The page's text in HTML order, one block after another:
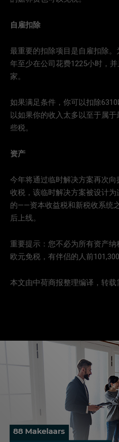
自雇扣除
最重要的扣除项目是自雇扣除
年至少在公司花费1225小时，
家。
如果满足条件，你可以扣除
以如果你的收入太多以至于属
些税。
资产
今年将通过临时解决方案再次
收税，该临时解决方案被设计
的——资本收益税和新税收系统
后上线。
重要提示：您不必为所有资产
欧元免税，有伴侣的人前101,300
本文由中荷商报整理编译，转载